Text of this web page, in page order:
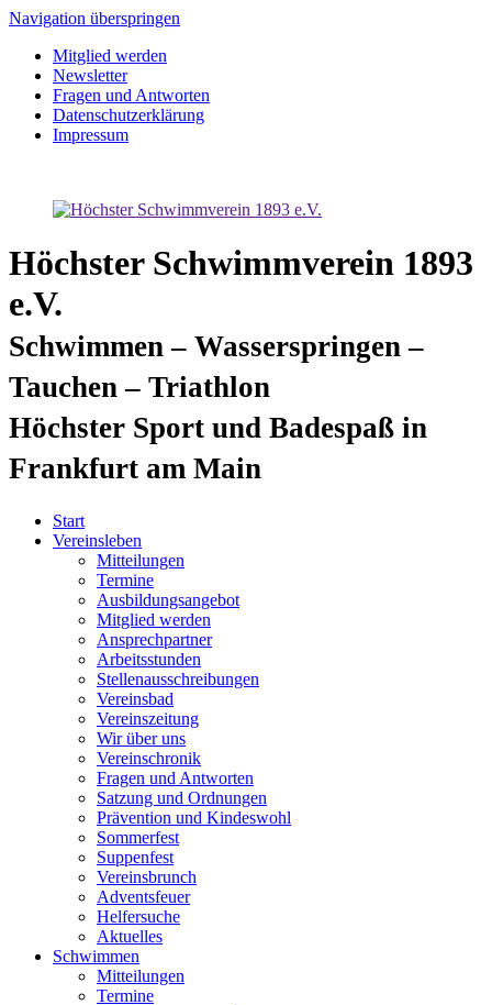
Navigation überspringen
Mitglied werden
Newsletter
Fragen und Antworten
Datenschutzerklärung
Impressum
Höchster Schwimmverein 1893
e.V.
Schwimmen – Wasserspringen –
Tauchen – Triathlon
Höchster Sport und Badespaß in
Frankfurt am Main
Start
Vereinsleben
Mitteilungen
Termine
Ausbildungsangebot
Mitglied werden
Ansprechpartner
Arbeitsstunden
Stellenausschreibungen
Vereinsbad
Vereinszeitung
Wir über uns
Vereinschronik
Fragen und Antworten
Satzung und Ordnungen
Prävention und Kindeswohl
Sommerfest
Suppenfest
Vereinsbrunch
Adventsfeuer
Helfersuche
Aktuelles
Schwimmen
Mitteilungen
Termine